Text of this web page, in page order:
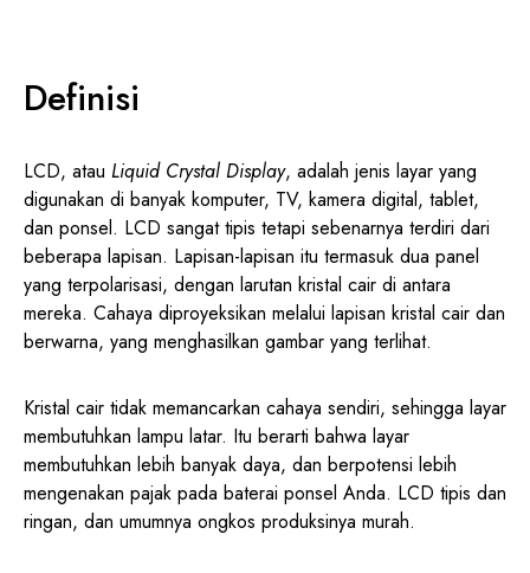
Definisi
LCD, atau Liquid Crystal Display, adalah jenis layar yang
digunakan di banyak komputer, TV, kamera digital, tablet,
dan ponsel. LCD sangat tipis tetapi sebenarnya terdiri dari
beberapa lapisan. Lapisan-lapisan itu termasuk dua panel
yang terpolarisasi, dengan larutan kristal cair di antara
mereka. Cahaya diproyeksikan melalui lapisan kristal cair dan
berwarna, yang menghasilkan gambar yang terlihat.
Kristal cair tidak memancarkan cahaya sendiri, sehingga layar
membutuhkan lampu latar. Itu berarti bahwa layar
membutuhkan lebih banyak daya, dan berpotensi lebih
mengenakan pajak pada baterai ponsel Anda. LCD tipis dan
ringan, dan umumnya ongkos produksinya murah.